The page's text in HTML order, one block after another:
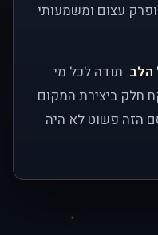
עצום ומשמעותי
הלב. תודה לכל מי
חלק ביצירת המקום
הזה פשוט לא היה